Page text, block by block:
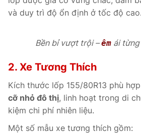
và duy trì độ ổn định ở tốc độ cao.
Bền bỉ vượt trội –êm ái
2. Xe Tương Thích
Kích thước lốp 155/80R13 phù
cỡ nhỏ đô thị, linh hoạt trong di
kiệm chi phí nhiên liệu.
Một số mẫu xe tương thích gồm: